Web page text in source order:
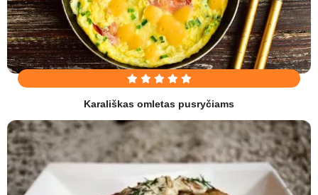
Karališkas omletas pusryčiams